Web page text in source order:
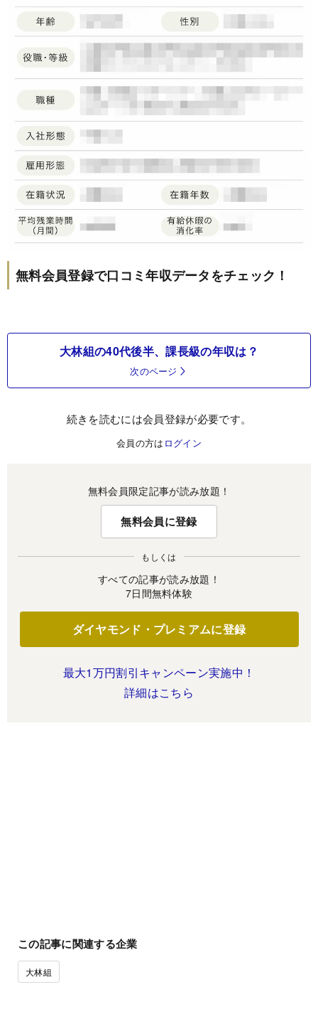
無料会員登録で口コミ年収データをチェック！
大林組の40代後半、課長級の年収は？
次のページ
続きを読むには会員登録が必要です。
会員の方は ログイン
無料会員限定記事が読み放題！
無料会員に登録
もしくは
すべての記事が読み放題！
7日間無料体験
ダイヤモンド・プレミアムに登録
最大1万円割引キャンペーン実施中！
詳細はこちら
この記事に関連する企業
大林組